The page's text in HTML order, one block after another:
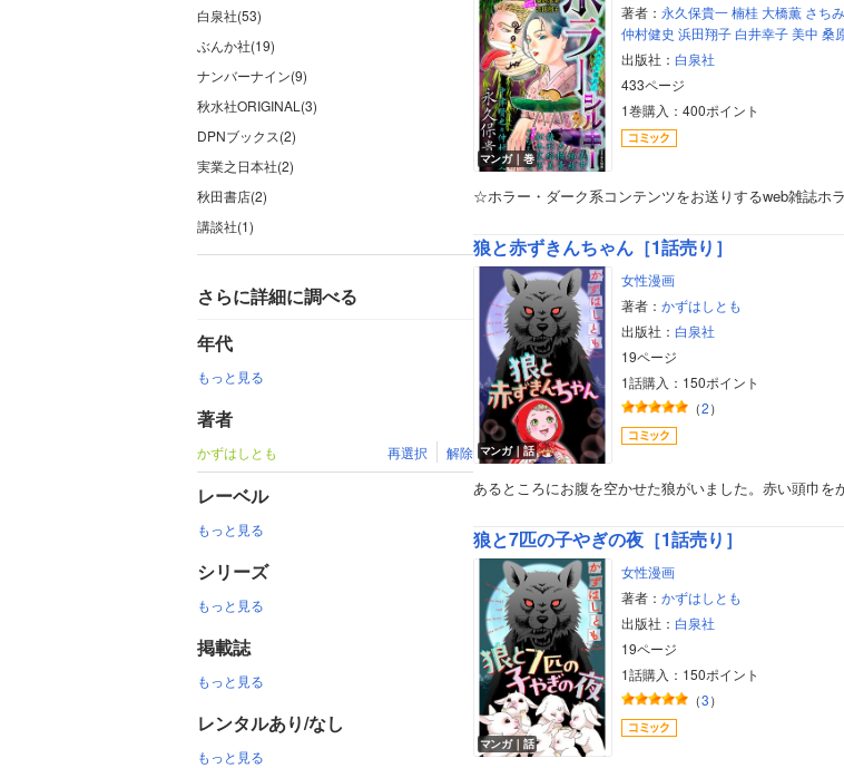
白泉社(53)
ぶんか社(19)
ナンバーナイン(9)
秋水社ORIGINAL(3)
DPNブックス(2)
実業之日本社(2)
秋田書店(2)
講談社(1)
さらに詳細に調べる
年代
もっと見る
著者
かずはしとも 再選択 解除
レーベル
もっと見る
シリーズ
もっと見る
掲載誌
もっと見る
レンタルあり/なし
もっと見る
ボーイズラブ
ティーンズラブ
女性写真集
マンガ｜巻
著者： 永久保貴一 楠桂 大橋薫 さち
仲村健史 浜田翔子 白井幸子 美中 桑
出版社： 白泉社
433ページ
1巻購入：400ポイント
☆ホラー・ダーク系コンテンツをお送りするweb雑誌ホ
狼と赤ずきんちゃん［1話売り］
マンガ｜話
女性漫画
著者： かずはしとも
出版社： 白泉社
19ページ
1話購入：150ポイント
（2）
あるところにお腹を空かせた狼がいました。赤い頭巾
狼と7匹の子やぎの夜［1話売り］
マンガ｜話
女性漫画
著者： かずはしとも
出版社： 白泉社
19ページ
1話購入：150ポイント
（3）